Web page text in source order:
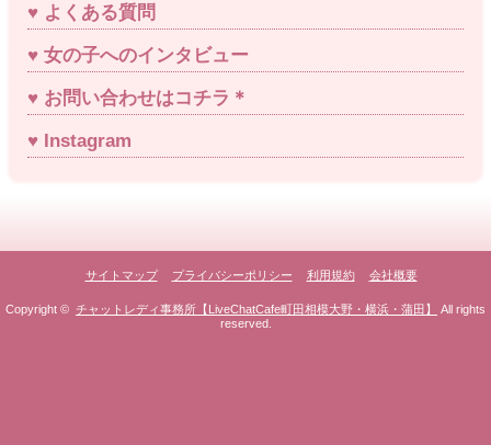
よくある質問
女の子へのインタビュー
お問い合わせはコチラ＊
Instagram
サイトマップ プライバシーポリシー 利用規約 会社概要
Copyright © チャットレディ事務所【LiveChatCafe町田相模大野・横浜・蒲田】
All rights
reserved.